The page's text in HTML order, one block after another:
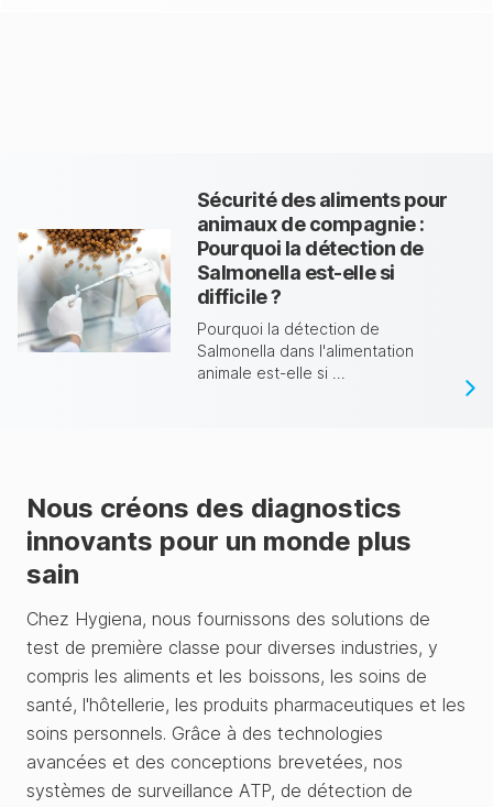
Sécurité des aliments pour
animaux de compagnie :
Pourquoi la détection de
Salmonella est-elle si
difficile ?
Pourquoi la détection de
Salmonella dans l'alimentation
animale est-elle si ...
Nous créons des diagnostics
innovants pour un monde plus
sain
Chez Hygiena, nous fournissons des solutions de
test de première classe pour diverses industries, y
compris les aliments et les boissons, les soins de
santé, l'hôtellerie, les produits pharmaceutiques et les
soins personnels. Grâce à des technologies
avancées et des conceptions brevetées, nos
systèmes de surveillance ATP, de détection de